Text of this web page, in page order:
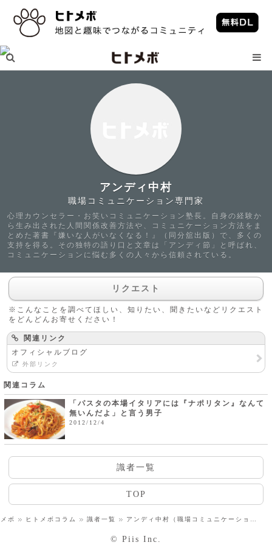
アンディ中村
職場コミュニケーション専門家
心理カウンセラー・お笑いコミュニケーション塾長。自身の経験か
ら生み出された人間関係改善方法や、コミュニケーション方法をま
とめた著書『嫌いな人がいなくなる！』（同分舘出版）で、多くの
支持を得る。その独特の語り口と文章は「アンディ節」と呼ばれ、
コミュニケーションに悩む多くの人々から信頼されている。
リクエスト
※こんなことを調べてほしい、知りたい、聞きたいなどリクエスト
をどんどんお寄せください！
関連リンク
オフィシャルブログ
外部リンク
関連コラム
「パスタの本場イタリアには『ナポリタン』なんて
無いんだよ」と言う男子
2012/12/4
識者一覧
TOP
ボ ヒトメボコラム 識者一覧
© Piis Inc.